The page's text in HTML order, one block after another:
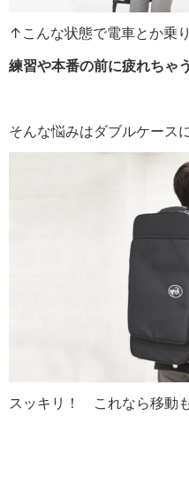
↑こんな状態で電車とか乗
練習や本番の前に疲れちゃう
そんな悩みはダブルケース
スッキリ！ これなら移動